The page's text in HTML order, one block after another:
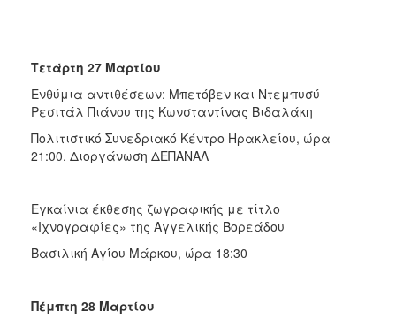
Τετάρτη 27 Μαρτίου
Ενθύμια αντιθέσεων: Μπετόβεν και Ντεμπυσύ
Ρεσιτάλ Πιάνου της Κωνσταντίνας Βιδαλάκη
Πολιτιστικό Συνεδριακό Κέντρο Ηρακλείου, ώρα
21:00. Διοργάνωση ΔΕΠΑΝΑΛ
Εγκαίνια έκθεσης ζωγραφικής με τίτλο
«Ιχνογραφίες» της Αγγελικής Βορεάδου
Βασιλική Αγίου Μάρκου, ώρα 18:30
Πέμπτη 28 Μαρτίου